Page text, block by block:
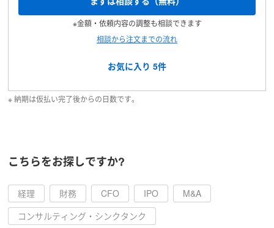
こちらをお探しですか?
経理 財務 CFO IPO
M&A
コンサルティング・シンクタンク
※金額・依頼内容の調整も相談できます
相談から注文までの流れ
お気に入り 5件
※ 納期は仮払い完了後からの日数です。